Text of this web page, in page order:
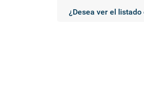
¿Desea ver el